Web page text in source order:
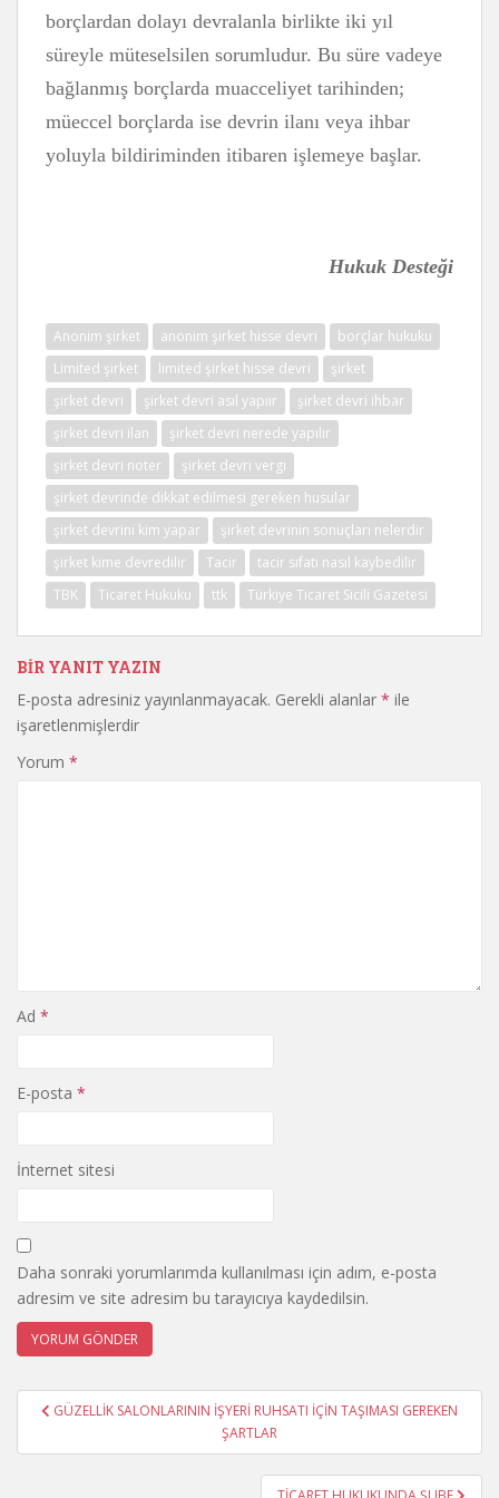
borçlardan dolayı devralanla birlikte iki yıl
süreyle müteselsilen sorumludur. Bu süre vadeye
bağlanmış borçlarda muacceliyet tarihinden;
müeccel borçlarda ise devrin ilanı veya ihbar
yoluyla bildiriminden itibaren işlemeye başlar.
Hukuk Desteği
Anonim şirket anonim şirket hisse devri
borçlar hukuku
Limited şirket
limited şirket hisse devri
şirket
şirket devri
şirket devri asıl yapıır
şirket devri ihbar
şirket devri ilan
şirket devri nerede yapılır
şirket devri noter
şirket devri vergi
şirket devrinde dikkat edilmesi gereken husular
şirket devrini kim yapar
şirket devrinin sonuçları nelerdir
şirket kime devredilir
Tacir
tacir sıfatı nasıl kaybedilir
TBK
Ticaret Hukuku ttk Türkiye Ticaret Sicili Gazetesi
BIR YANIT YAZIN
E-posta adresiniz yayınlanmayacak. Gerekli alanlar * ile
işaretlenmişlerdir
Yorum *
Ad *
E-posta *
İnternet sitesi
Daha sonraki yorumlarımda kullanılması için adım, e-posta
adresim ve site adresim bu tarayıcıya kaydedilsin.
YazıGÜZELLİK SALONLARININ İŞYERİ RUHSATI İÇİN TAŞIMASI GEREKEN
ŞARTLAR